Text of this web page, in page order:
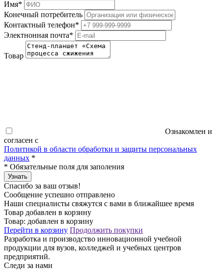
Имя*
Конечный потребитель
Контактный телефон*
Электнонная почта*
Товар
Ознакомлен и
согласен с
Политикой в области обработки и защиты персональных
данных *
* Обязательные поля для заполения
Узнать
Спасибо за ваш отзыв!
Сообщение успешно отправлено
Наши специалисты свяжутся с вами в ближайшее время
Товар добавлен в корзину
Товар: добавлен в корзину
Перейти в корзину Продолжить покупки
Разработка и производство инновационной учебной
продукции для вузов, колледжей и учебных центров
предприятий.
Следи за нами